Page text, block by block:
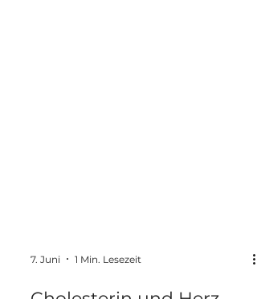
7. Juni 1 Min. Lesezeit